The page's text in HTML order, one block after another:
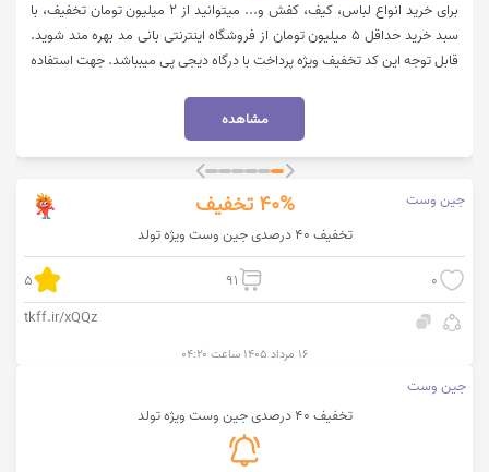
برای خرید انواع لباس، کیف، کفش و... میتوانید از 2 میلیون تومان تخفیف، با
سبد خرید حداقل 5 میلیون تومان از فروشگاه اینترنتی بانی مد بهره مند شوید.
قابل توجه این کد تخفیف ویژه پرداخت با درگاه دیجی پی میبباشد. جهت استفاده
مشاهده
جین وست 40% تخفیف
تخفیف 40 درصدی جین وست ویژه تولد
0
91
5
tkff.ir/xQQz
۱۶ مرداد ۱۴۰۵ ساعت ۰۴:۲۰
جین وست
تخفیف 40 درصدی جین وست ویژه تولد